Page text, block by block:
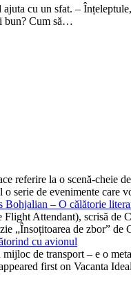
cu un sfat. –
bun? Cum să…
referire la o scenă-cheie
o serie de evenimente
Bohjalian – O călătorie
Attendant), scrisă
„Însoțitoarea de zbor”
cu avionul
de transport – e o
first on Vacanta